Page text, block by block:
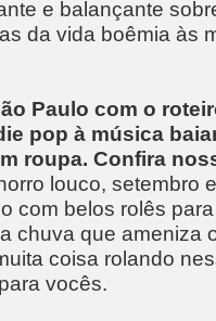
e balançante
da vida boêmia às
Paulo com o
pop à música
roupa. Confira
louco, setembro
com belos rolês
chuva que ameniza
coisa rolando
vocês.